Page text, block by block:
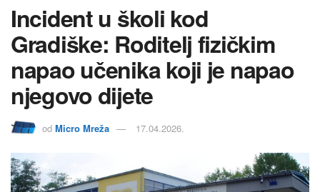
Incident u školi kod
Gradiške: Roditelj fizičkim
napao učenika koji je napao
njegovo dijete
od Micro Mreža 17.04.2026.